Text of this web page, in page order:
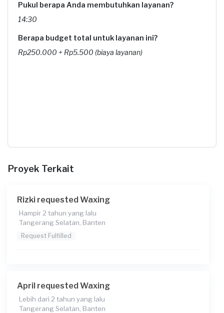
Pukul berapa Anda membutuhkan layanan?
14:30
Berapa budget total untuk layanan ini?
Rp250.000 + Rp5.500 (biaya layanan)
Proyek Terkait
Rizki requested Waxing
Hampir 2 tahun yang lalu
Tangerang Selatan, Banten
Request Fulfilled
April requested Waxing
Lebih dari 2 tahun yang lalu
Tangerang Selatan, Banten